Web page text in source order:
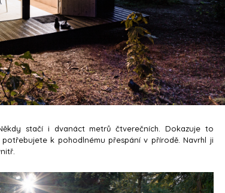
stačí i dvanáct metrů čtverečních. Dokazuje to
k pohodlnému přespání v přírodě. Navrhl ji